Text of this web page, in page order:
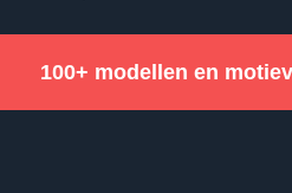
100+ modellen en